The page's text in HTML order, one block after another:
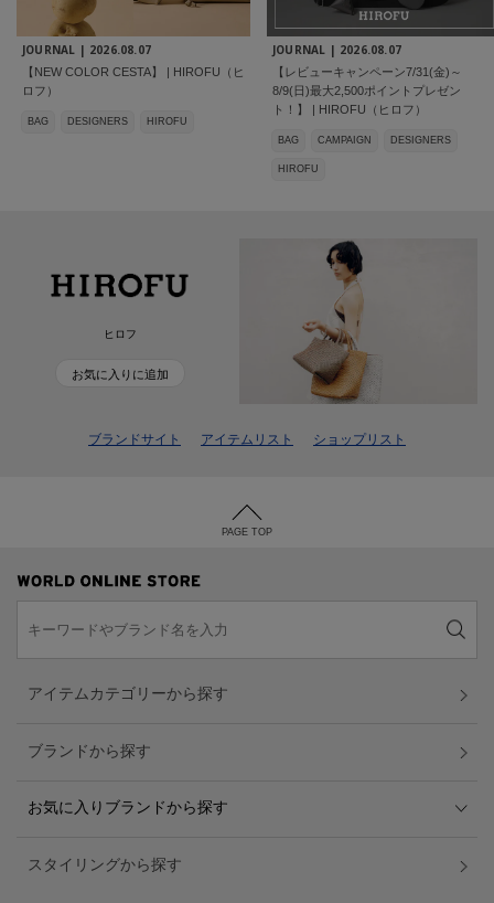
JOURNAL | 2026.08.07
【NEW COLOR CESTA】 | HIROFU（ヒ
ロフ）
BAG DESIGNERS HIROFU
JOURNAL | 2026.08.07
【レビューキャンペーン7/31(金)～
8/9(日)最大2,500ポイントプレゼン
ト！】 | HIROFU（ヒロフ）
BAG CAMPAIGN DESIGNERS
HIROFU
ヒロフ
お気に入りに追加
ブランドサイト アイテムリスト ショップリスト
PAGE TOP
アイテムカテゴリーから探す
ブランドから探す
お気に入りブランドから探す
スタイリングから探す